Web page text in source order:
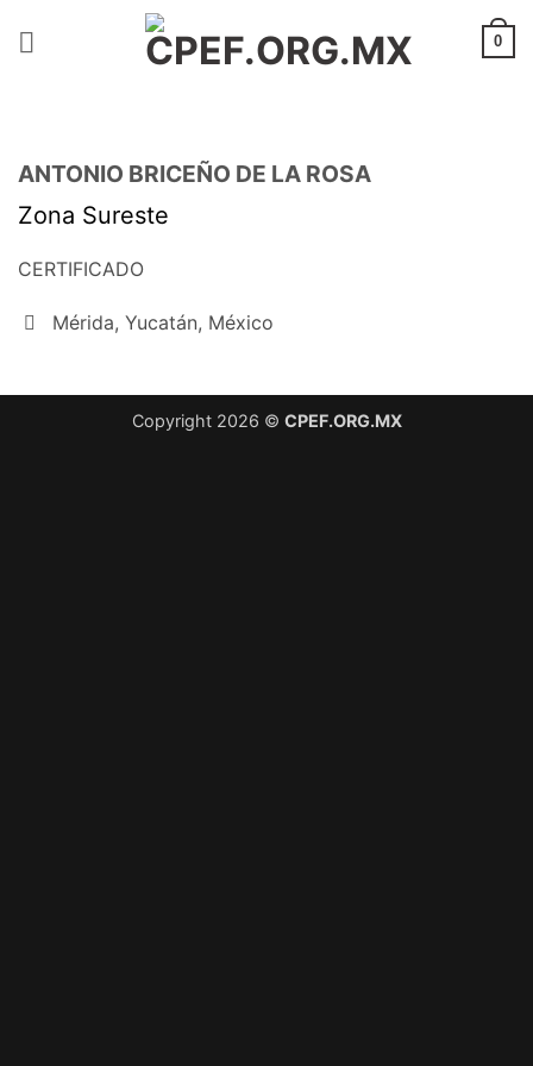
0
ANTONIO BRICEÑO DE LA ROSA
Zona Sureste
CERTIFICADO
Mérida, Yucatán, México
Copyright 2026 © CPEF.ORG.MX